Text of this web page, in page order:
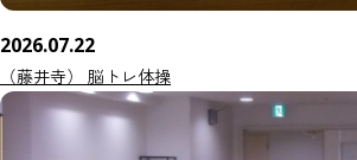
2026.07.22
（藤井寺） 脳トレ体操